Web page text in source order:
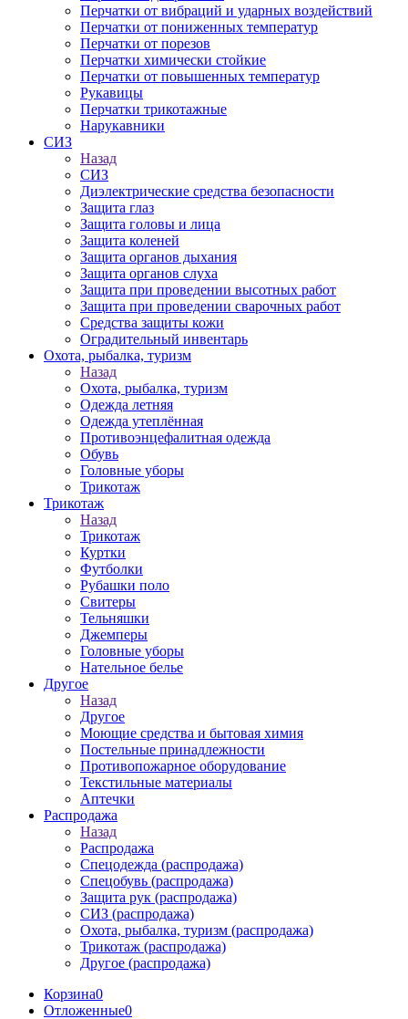
Перчатки от вибраций и ударных воздействий
Перчатки от пониженных температур
Перчатки от порезов
Перчатки химически стойкие
Перчатки от повышенных температур
Рукавицы
Перчатки трикотажные
Нарукавники
СИЗ
Назад
СИЗ
Диэлектрические средства безопасности
Защита глаз
Защита головы и лица
Защита коленей
Защита органов дыхания
Защита органов слуха
Защита при проведении высотных работ
Защита при проведении сварочных работ
Средства защиты кожи
Оградительный инвентарь
Охота, рыбалка, туризм
Назад
Охота, рыбалка, туризм
Одежда летняя
Одежда утеплённая
Противоэнцефалитная одежда
Обувь
Головные уборы
Трикотаж
Трикотаж
Назад
Трикотаж
Куртки
Футболки
Рубашки поло
Свитеры
Тельняшки
Джемперы
Головные уборы
Нательное белье
Другое
Назад
Другое
Моющие средства и бытовая химия
Постельные принадлежности
Противопожарное оборудование
Текстильные материалы
Аптечки
Распродажа
Назад
Распродажа
Спецодежда (распродажа)
Спецобувь (распродажа)
Защита рук (распродажа)
СИЗ (распродажа)
Охота, рыбалка, туризм (распродажа)
Трикотаж (распродажа)
Другое (распродажа)
Корзина0
Отложенные0